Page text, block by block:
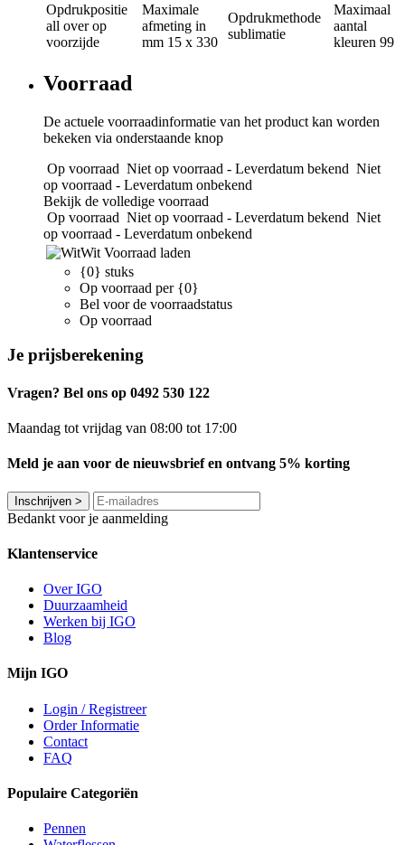
Opdrukpositie
all over op
voorzijde
Maximale
afmeting in
mm 15 x 330
Opdrukmethode
sublimatie
Maximaal
aantal
kleuren 99
Voorraad
De actuele voorraadinformatie van het product kan worden
bekeken via onderstaande knop
Op voorraad Niet op voorraad - Leverdatum bekend Niet
op voorraad - Leverdatum onbekend
Bekijk de volledige voorraad
Op voorraad Niet op voorraad - Leverdatum bekend Niet
op voorraad - Leverdatum onbekend
Wit Voorraad laden
{0} stuks
Op voorraad per {0}
Bel voor de voorraadstatus
Op voorraad
Je prijsberekening
Vragen? Bel ons op 0492 530 122
Maandag tot vrijdag van 08:00 tot 17:00
Meld je aan voor de nieuwsbrief en ontvang 5% korting
Inschrijven >
Bedankt voor je aanmelding
Klantenservice
Over IGO
Duurzaamheid
Werken bij IGO
Blog
Mijn IGO
Login / Registreer
Order Informatie
Contact
FAQ
Populaire Categoriën
Pennen